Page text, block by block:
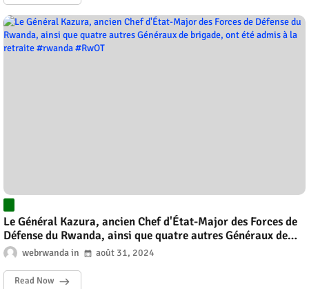
Le Général Kazura, ancien Chef d'État-Major des Forces de
Défense du Rwanda, ainsi que quatre autres Généraux de
brigade, ont été admis à la retraite #rwanda #RwOT
webrwanda août 31, 2024
Read Now